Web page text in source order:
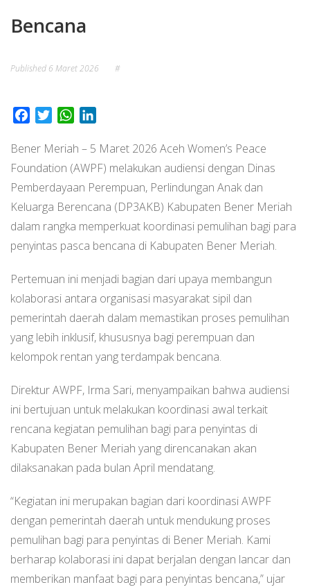
Bencana
Published 6 Maret 2026 #
FacebookTwitterWhatsApp
Bener Meriah – 5 Maret 2026 Aceh Women’s Peace
Foundation (AWPF) melakukan audiensi dengan Dinas
Pemberdayaan Perempuan, Perlindungan Anak dan
Keluarga Berencana (DP3AKB) Kabupaten Bener Meriah
dalam rangka memperkuat koordinasi pemulihan bagi para
penyintas pasca bencana di Kabupaten Bener Meriah.
Pertemuan ini menjadi bagian dari upaya membangun
kolaborasi antara organisasi masyarakat sipil dan
pemerintah daerah dalam memastikan proses pemulihan
yang lebih inklusif, khususnya bagi perempuan dan
kelompok rentan yang terdampak bencana.
Direktur AWPF, Irma Sari, menyampaikan bahwa audiensi
ini bertujuan untuk melakukan koordinasi awal terkait
rencana kegiatan pemulihan bagi para penyintas di
Kabupaten Bener Meriah yang direncanakan akan
dilaksanakan pada bulan April mendatang.
“Kegiatan ini merupakan bagian dari koordinasi AWPF
dengan pemerintah daerah untuk mendukung proses
pemulihan bagi para penyintas di Bener Meriah. Kami
berharap kolaborasi ini dapat berjalan dengan lancar dan
memberikan manfaat bagi para penyintas bencana,” ujar